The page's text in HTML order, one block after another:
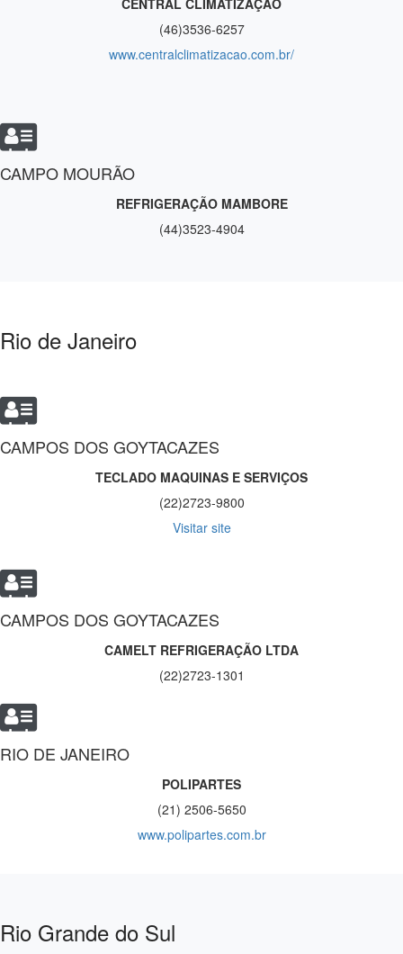
CENTRAL CLIMATIZAÇÃO
(46)3536-6257
www.centralclimatizacao.com.br/
CAMPO MOURÃO
REFRIGERAÇÃO MAMBORE
(44)3523-4904
Rio de Janeiro
CAMPOS DOS GOYTACAZES
TECLADO MAQUINAS E SERVIÇOS
(22)2723-9800
Visitar site
CAMPOS DOS GOYTACAZES
CAMELT REFRIGERAÇÃO LTDA
(22)2723-1301
RIO DE JANEIRO
POLIPARTES
(21) 2506-5650
www.polipartes.com.br
Rio Grande do Sul